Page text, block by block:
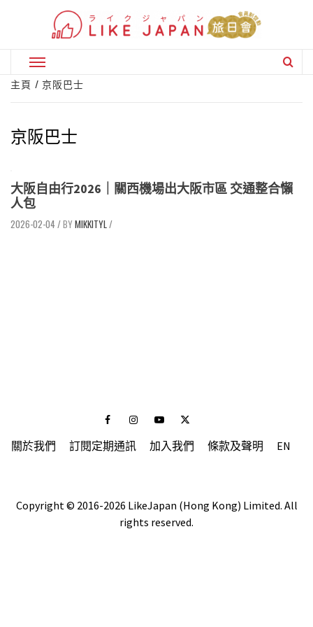
Primary
Menu
主頁 京阪巴士
京阪巴士
大阪自由行2026｜關西機場出大阪市區 交通整合懶
人包
2026-02-04/ MIKKITYL /
FacebookInstagramYoutubeTwitter
關於我們 訂閱定期通訊 加入我們 條款及聲明 EN
Copyright © 2016-2026 LikeJapan (Hong Kong) Limited. All
rights reserved.